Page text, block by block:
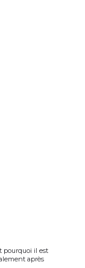
pourquoi il est
après